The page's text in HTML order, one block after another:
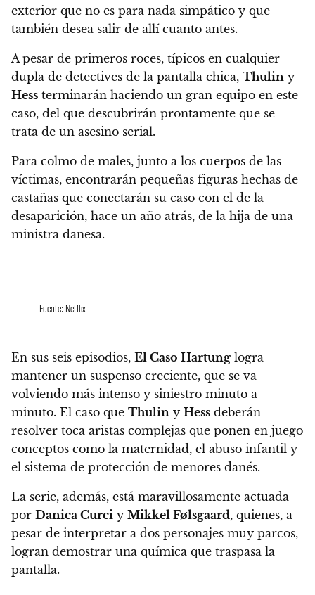
exterior que no es para nada simpático y que
también desea salir de allí cuanto antes.
A pesar de primeros roces, típicos en cualquier
dupla de detectives de la pantalla chica, Thulin y
Hess terminarán haciendo un gran equipo en este
caso, del que descubrirán prontamente que se
trata de un asesino serial.
Para colmo de males, junto a los cuerpos de las
víctimas, encontrarán pequeñas figuras hechas de
castañas que conectarán su caso con el de la
desaparición, hace un año atrás, de la hija de una
ministra danesa.
Fuente: Netflix
En sus seis episodios, El Caso Hartung logra
mantener un suspenso creciente, que se va
volviendo más intenso y siniestro minuto a
minuto. El caso que Thulin y Hess deberán
resolver toca aristas complejas que ponen en juego
conceptos como la maternidad, el abuso infantil y
el sistema de protección de menores danés.
La serie, además, está maravillosamente actuada
por Danica Curci y Mikkel Følsgaard, quienes, a
pesar de interpretar a dos personajes muy parcos,
logran demostrar una química que traspasa la
pantalla.